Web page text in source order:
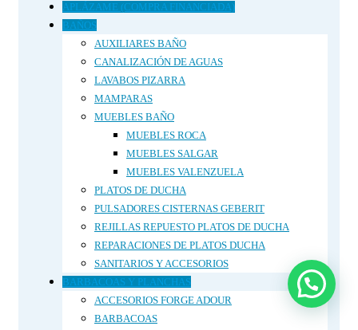
APLÁZAME (COMPRA FINANCIADA)
BAÑOS
AUXILIARES BAÑO
CANALIZACIÓN DE AGUAS
LAVABOS PIZARRA
MAMPARAS
MUEBLES BAÑO
MUEBLES ROCA
MUEBLES SALGAR
MUEBLES VALENZUELA
PLATOS DE DUCHA
PULSADORES CISTERNAS GEBERIT
REJILLAS REPUESTO PLATOS DE DUCHA
REPARACIONES DE PLATOS DUCHA
SANITARIOS Y ACCESORIOS
BARBACOAS Y PLANCHAS
ACCESORIOS FORGE ADOUR
BARBACOAS